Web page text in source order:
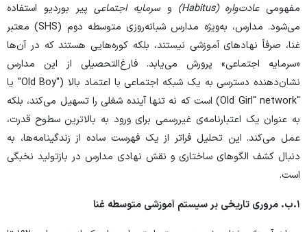
مفهومیعادت‌واره (Habitus
) و سرمایه اجتماعیپیر بوردیو استفاده
می‌شود. مدارس، به‌ویژه مدارس شبانه‌روزی متوسطه دوم (SHS) معتبر
غنا، صرفاً نهادهای آموزشی نیستند، بلکه کوره‌هایی هستند که در آن‌ها
«سرمایه اجتماعی» پرورش می‌یابد. فارغ‌التحصیلی از این مدارس
نشان‌دهنده دسترسی به یک شبکه اجتماعی با اعتماد بالا ("Old Boy" یا
"Old Girl" network) است که نه تنها آینده شغلی را تسهیل می‌کند، بلکه
به عنوان یک اعتبارنامه‌ی غیررسمی برای ورود به بالاترین سطوح قدرت،
عمل می‌کند. این تحلیل فراتر از یک فهرست ساده از زندگینامه‌ها، به
دنبال کشف الگوهای ساختاری و نقش نهادی مدارس در بازتولید نخبگی
است.
۱. ب. مروری تاریخی بر سیستم آموزشی متوسطه غنا